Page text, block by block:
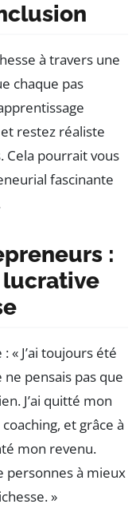
à travers une
chaque pas
restez réaliste
Cela pourrait vous
fascinante
:
« J’ai toujours été
pensais pas que
J’ai quitté mon
et grâce à
mon revenu.
personnes à mieux
»